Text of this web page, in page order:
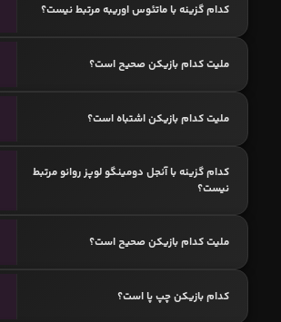
کدام گزینه با ماتئوس اوریبه مرتبط نیست؟
ملیت کدام بازیکن صحیح است؟
ملیت کدام بازیکن اشتباه است؟
کدام گزینه با آنجل دومینگو لوپز روانو مرتبط
نیست؟
ملیت کدام بازیکن صحیح است؟
کدام بازیکن چپ پا است؟